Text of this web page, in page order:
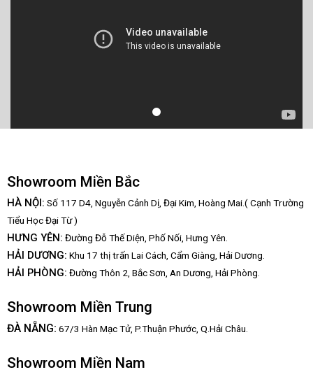
Showroom Miền Bắc
HÀ NỘI: Số 117 D4, Nguyễn Cảnh Dị, Đại Kim, Hoàng Mai.( Cạnh Trường
Tiểu Học Đại Từ )
HƯNG YÊN: Đường Đỗ Thế Diện, Phố Nối, Hưng Yên.
HẢI DƯƠNG: Khu 17 thị trấn Lai Cách, Cẩm Giàng, Hải Dương.
HẢI PHÒNG: Đường Thôn 2, Bắc Sơn, An Dương, Hải Phòng.
Showroom Miền Trung
ĐÀ NẴNG: 67/3 Hàn Mạc Tử, P.Thuận Phước, Q.Hải Châu.
Showroom Miền Nam